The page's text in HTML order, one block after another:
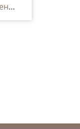
Просмотреть все сведения